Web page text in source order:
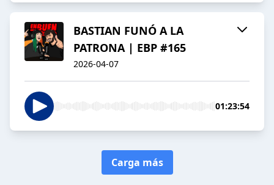
BASTIAN FUNÓ A LA
PATRONA | EBP #165
2026-04-07
01:23:54
Carga más